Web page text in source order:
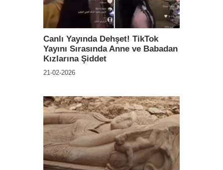
Canlı Yayında Dehşet! TikTok
Yayını Sırasında Anne ve Babadan
Kızlarına Şiddet
21-02-2026